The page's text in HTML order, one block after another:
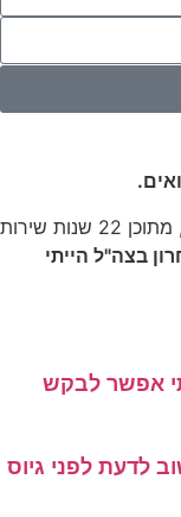
בעל יותר מ- 40 שנות ניסיון בטיפול באנשים, מתוכן 22 שנות שירות
בצה"ל הייתי
אפשר לבקש
לדעת לפני גיוס